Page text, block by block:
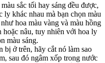
sắc tối hay sáng đều được,
khác nhau mà bạn chọn màu
hoa màu vàng và màu hồng
hoặc nâu, tuy nhiên với hoa ly
màu sáng.
ở trên, hãy cắt nó làm sao
sau đó ngâm xốp trong nước